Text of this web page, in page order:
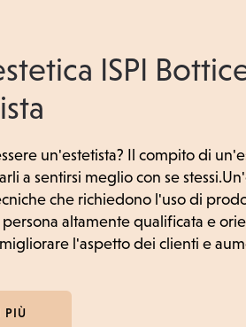
ISPI
un'estetista? Il compito di
a sentirsi meglio con se
che richiedono l'uso di
persona altamente qualificata e
l'aspetto dei clienti e
PIÙ